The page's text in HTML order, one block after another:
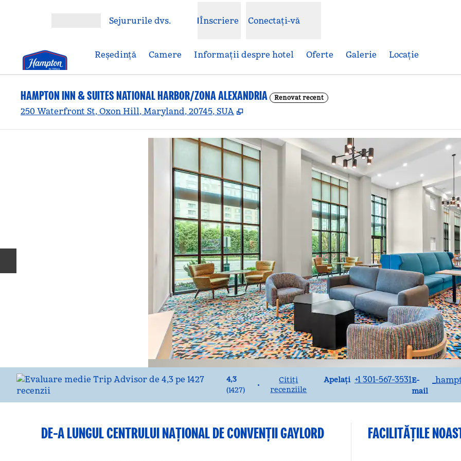
Deschideți meniulSejururile dvs. Înscriere Conectați-vă
Reşedinţă Camere Informații despre hotel Oferte Galerie Locaţie
HAMPTON INN & SUITES NATIONAL HARBOR/ZONA ALEXANDRIA Renovat recent
250 Waterfront St, Oxon Hill, Maryland, 20745, SUA ,
4,3
(1427)
•
Citiți
recenziile
Apelați
Apel +1 301-567-3531E-
mail
E-
DE-A LUNGUL CENTRULUI NAȚIONAL DE CONVENȚII GAYLORD FACILITĂŢILE